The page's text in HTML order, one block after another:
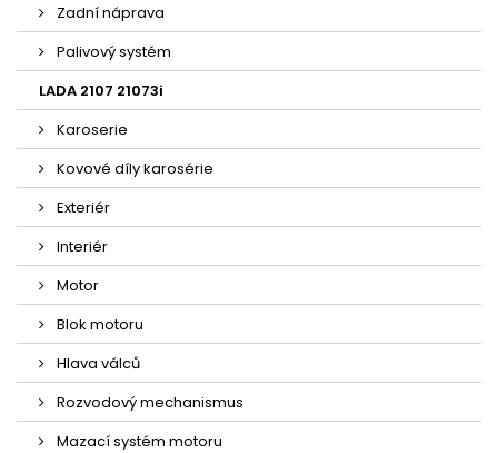
Zadní náprava
Palivový systém
LADA 2107 21073i
Karoserie
Kovové díly karosérie
Exteriér
Interiér
Motor
Blok motoru
Hlava válců
Rozvodový mechanismus
Mazací systém motoru